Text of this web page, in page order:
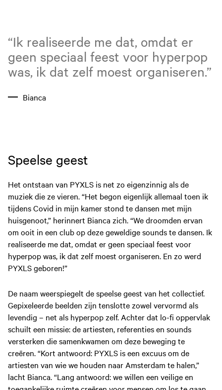
“Ik realiseerde me dat, omdat er
geen speciaal feest voor hyperpop
was, ik dat zelf moest organiseren.”
Bianca
Speelse geest
Het ontstaan van PYXLS is net zo eigenzinnig als de
muziek die ze vieren. “Het begon eigenlijk allemaal toen ik
tijdens Covid in mijn kamer stond te dansen met mijn
huisgenoot,” herinnert Bianca zich. “We droomden ervan
om ooit in een club op deze geweldige sounds te dansen. Ik
realiseerde me dat, omdat er geen speciaal feest voor
hyperpop was, ik dat zelf moest organiseren. En zo werd
PYXLS geboren!”
De naam weerspiegelt de speelse geest van het collectief.
Gepixeleerde beelden zijn tenslotte zowel vervormd als
levendig – net als hyperpop zelf. Achter dat lo-fi oppervlak
schuilt een missie: de artiesten, referenties en sounds
versterken die samenkwamen om deze beweging te
creëren. “Kort antwoord: PYXLS is een excuus om de
artiesten van wie we houden naar Amsterdam te halen,”
lacht Bianca. “Lang antwoord: we willen een veilige en